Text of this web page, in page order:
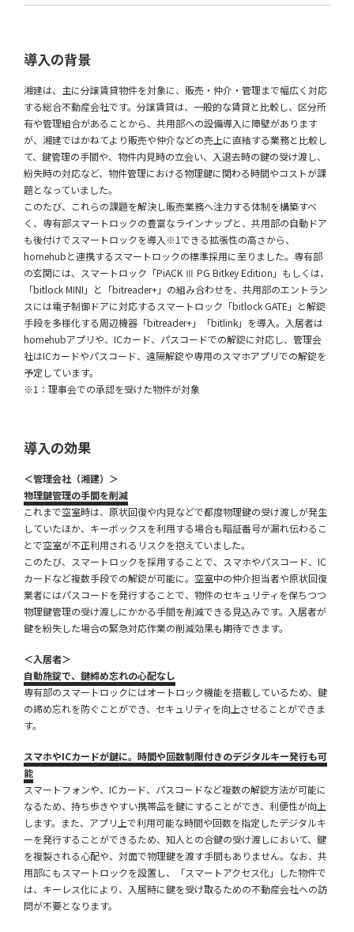
導入の背景
湘建は、主に分譲賃貸物件を対象に、販売・仲介・管理まで幅広く対応
する総合不動産会社です。分譲賃貸は、一般的な賃貸と比較し、区分所
有や管理組合があることから、共用部への設備導入に障壁があります
が、湘建ではかねてより販売や仲介などの売上に直結する業務と比較し
て、鍵管理の手間や、物件内見時の立会い、入退去時の鍵の受け渡し、
紛失時の対応など、物件管理における物理鍵に関わる時間やコストが課
題となっていました。
このたび、これらの課題を解決し販売業務へ注力する体制を構築すべ
く、専有部スマートロックの豊富なラインナップと、共用部の自動ドア
も後付けでスマートロックを導入※1できる拡張性の高さから、
homehubと連携するスマートロックの標準採用に至りました。専有部
の玄関には、スマートロック「PiACK Ⅲ PG Bitkey Edition」もしくは、
「bitlock MINI」と「bitreader+」の組み合わせを、共用部のエントラン
スには電子制御ドアに対応するスマートロック「bitlock GATE」と解錠
手段を多様化する周辺機器「bitreader+」「bitlink」を導入。入居者は
homehubアプリや、ICカード、パスコードでの解錠に対応し、管理会
社はICカードやパスコード、遠隔解錠や専用のスマホアプリでの解錠を
予定しています。
※1：理事会での承認を受けた物件が対象
導入の効果
＜管理会社（湘建）＞
物理鍵管理の手間を削減
これまで空室時は、原状回復や内見などで都度物理鍵の受け渡しが発生
していたほか、キーボックスを利用する場合も暗証番号が漏れ伝わるこ
とで空室が不正利用されるリスクを抱えていました。
このたび、スマートロックを採用することで、スマホやパスコード、IC
カードなど複数手段での解錠が可能に。空室中の仲介担当者や原状回復
業者にはパスコードを発行することで、物件のセキュリティを保ちつつ
物理鍵管理の受け渡しにかかる手間を削減できる見込みです。入居者が
鍵を紛失した場合の緊急対応作業の削減効果も期待できます。
＜入居者＞
自動施錠で、鍵締め忘れの心配なし
専有部のスマートロックにはオートロック機能を搭載しているため、鍵
の締め忘れを防ぐことができ、セキュリティを向上させることができま
す。
スマホやICカードが鍵に。時間や回数制限付きのデジタルキー発行も可
能
スマートフォンや、ICカード、パスコードなど複数の解錠方法が可能に
なるため、持ち歩きやすい携帯品を鍵にすることができ、利便性が向上
します。また、アプリ上で利用可能な時間や回数を指定したデジタルキ
ーを発行することができるため、知人との合鍵の受け渡しにおいて、鍵
を複製される心配や、対面で物理鍵を渡す手間もありません。なお、共
用部にもスマートロックを設置し、「スマートアクセス化」した物件で
は、キーレス化により、入居時に鍵を受け取るための不動産会社への訪
問が不要となります。